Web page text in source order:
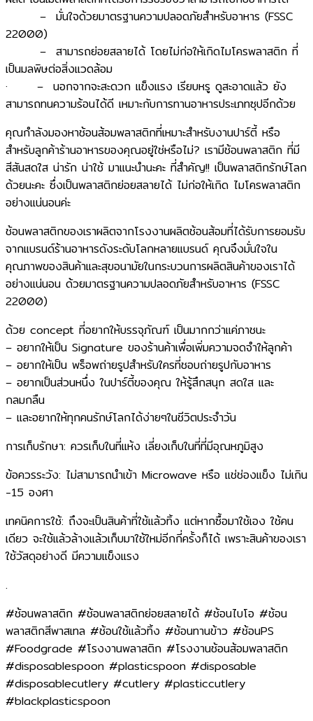
– มั่นใจด้วยมาตรฐานความปลอดภัยสำหรับอาหาร (FSSC
22000)
– สามารถย่อยสลายได้ โดยไม่ก่อให้เกิดไมโครพลาสติก ที่
เป็นมลพิษต่อสิ่งแวดล้อม
· – นอกจากจะสะดวก แข็งแรง เรียบหรู ดูสะอาดแล้ว ยัง
สามารถทนความร้อนได้ดี เหมาะกับการทานอาหารประเภทซุปอีกด้วย
คุณกำลังมองหาช้อนส้อมพลาสติกที่เหมาะสำหรับงานปาร์ตี้ หรือ
สำหรับลูกค้าร้านอาหารของคุณอยู่ใช่หรือไม่? เรามีช้อนพลาสติก ที่มี
สีสันสดใส ​น่ารัก น่าใช้ มาแนะนำนะคะ​ ที่สำคัญ!! เป็นพลาสติกรักษ์โลก
ด้วยนะคะ​ ซึ่งเป็นพลาสติกย่อยสลายได้ ​ไม่ก่อให้เกิด ไมโครพลาสติก
อย่างแน่นอนค่ะ​
ช้อนพลาสติกของเราผลิตจากโรงงานผลิตช้อนส้อมที่ได้รับการยอมรับ
จากแบรนด์ร้านอาหารดังระดับโลกหลายแบรนด์ คุณจึงมั่นใจใน
คุณภาพของสินค้าและสุขอนามัยในกระบวนการผลิตสินค้าของเราได้
อย่างแน่นอน ด้วยมาตรฐานความปลอดภัยสำหรับอาหาร (FSSC
22000)
ด้วย concept ที่อยากให้บรรจุภัณฑ์ เป็นมากกว่าแค่ภาชนะ​
– อยากให้เป็น Signature ของร้านค้าเพื่อเพิ่มความจดจำให้ลูกค้า​
– อยากให้เป็น พร็อพถ่ายรูปสำหรับใครที่ชอบถ่ายรูปกับอาหาร​
– อยากเป็นส่วนหนึ่ง ในปาร์ตี้ของคุณ ให้รู้สึกสนุก สดใส และ
กลมกลืน​
– และอยากให้ทุกคนรักษ์โลกได้ง่ายๆในชีวิตประจำวัน
การเก็บรักษา: ควรเก็บในที่แห้ง เลี่ยงเก็บในที่ที่มีอุณหภูมิสูง
ข้อควรระวัง: ไม่สามารถนำเข้า Microwave หรือ แช่ช่องแข็ง ไม่เกิน
-15 องศา
เทคนิคการใช้: ถึงจะเป็นสินค้าที่ใช้แล้วทิ้ง แต่หากซื้อมาใช้เอง ใช้คน
เดียว จะใช้แล้วล้างแล้วเก็บมาใช้ใหม่อีกกี่ครั้งก็ได้ เพราะสินค้าของเรา
ใช้วัสดุอย่างดี มีความแข็งแรง
.
#ช้อนพลาสติก #ช้อนพลาสติกย่อยสลายได้ #ช้อนไบโอ #ช้อน
พลาสติกสีพาสเทล #ช้อนใช้แล้วทิ้ง #ช้อนทานข้าว #ช้อนPS
#Foodgrade #โรงงานพลาสติก #โรงงานช้อนส้อมพลาสติก
#disposablespoon #plasticspoon #disposable
#disposablecutlery #cutlery #plasticcutlery
#blackplasticspoon